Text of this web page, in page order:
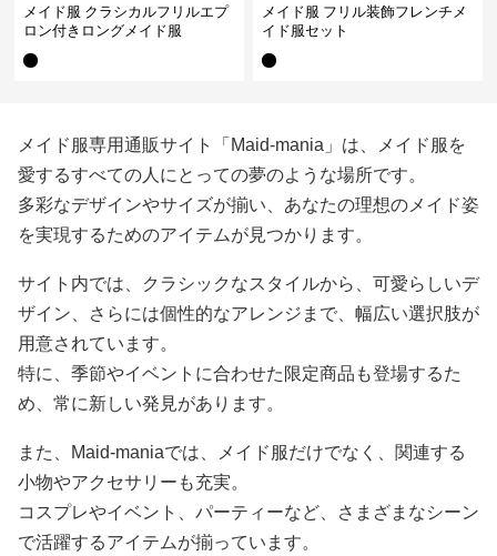
メイド服 クラシカルフリルエプ
ロン付きロングメイド服
メイド服 フリル装飾フレンチメ
イド服セット
メイド服専用通販サイト「Maid-mania」は、メイド服を
愛するすべての人にとっての夢のような場所です。
多彩なデザインやサイズが揃い、あなたの理想のメイド姿
を実現するためのアイテムが見つかります。
サイト内では、クラシックなスタイルから、可愛らしいデ
ザイン、さらには個性的なアレンジまで、幅広い選択肢が
用意されています。
特に、季節やイベントに合わせた限定商品も登場するた
め、常に新しい発見があります。
また、Maid-maniaでは、メイド服だけでなく、関連する
小物やアクセサリーも充実。
コスプレやイベント、パーティーなど、さまざまなシーン
で活躍するアイテムが揃っています。